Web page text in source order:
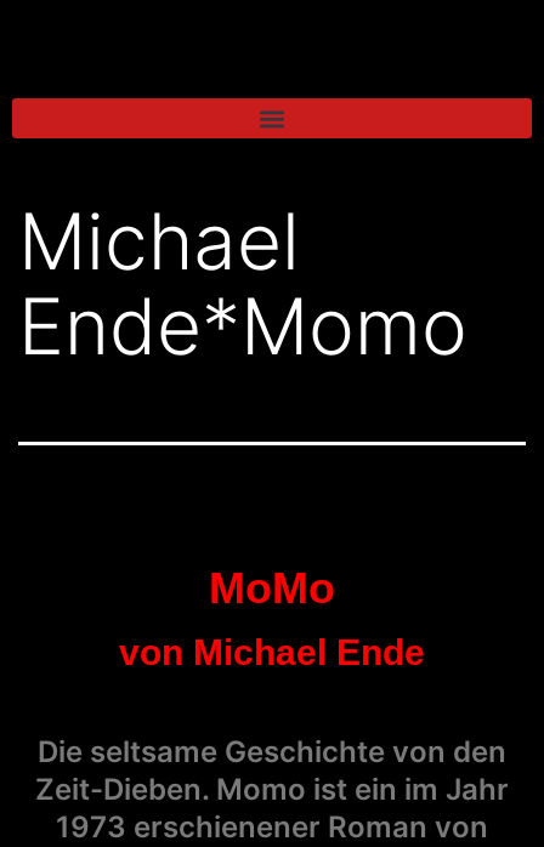
Michael
Ende*Momo
MoMo
von Michael Ende
Die seltsame Geschichte von den
Zeit-Dieben. Momo ist ein im Jahr
1973 erschienener Roman von